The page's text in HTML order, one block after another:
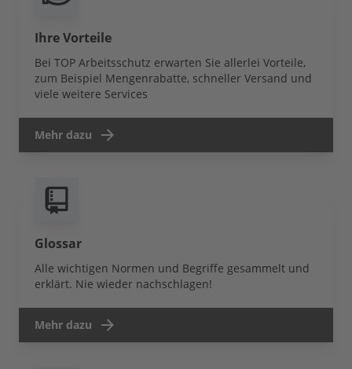
Ihre Vorteile
Bei TOP Arbeitsschutz erwarten Sie allerlei Vorteile,
zum Beispiel Mengenrabatte, schneller Versand und
viele weitere Services
Mehr dazu
Glossar
Alle wichtigen Normen und Begriffe gesammelt und
erklärt. Nie wieder nachschlagen!
Mehr dazu